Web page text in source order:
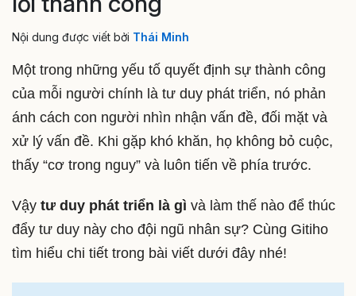
Nội dung được viết bởi Thái Minh
Một trong những yếu tố quyết định sự thành công
của mỗi người chính là tư duy phát triển, nó phản
ánh cách con người nhìn nhận vấn đề, đối mặt và
xử lý vấn đề. Khi gặp khó khăn, họ không bỏ cuộc,
thấy “cơ trong nguy” và luôn tiến về phía trước.
Vậy tư duy phát triển là gì và làm thế nào để thúc
đẩy tư duy này cho đội ngũ nhân sự? Cùng Gitiho
tìm hiểu chi tiết trong bài viết dưới đây nhé!